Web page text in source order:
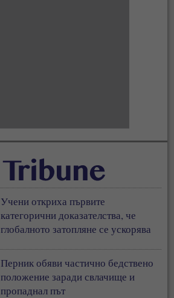
Учени откриха първите
категорични доказателства, че
глобалното затопляне се ускорява
Перник обяви частично бедствено
положение заради свлачище и
пропаднал път